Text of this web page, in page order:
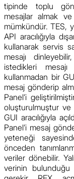
tipinde toplu
mesajlar almak ve
mümkündür. TES,
API aracılığıyla
kullanarak servis
mesajı
istedikleri
kullanmadan bir
mesaj gönderip
Panel’i
oluşturulmuştur ve
GUI aracılığıyla
Panel’i mesaj
yeteneği
önceden
veriler dönebilir.
verinin bulunduğu